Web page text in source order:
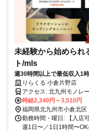
未経験から始められ
ト/mls
週30時間以上で最低収入1
トレで一生モノの技術を習
県北九州市小倉北区片野】
りらくる 小倉片野店
アクセス: 北九州
時給2,340円～3,510円
福岡県北九州市小倉北区
勤務時間・曜日: 【入店
週1日〜／1日1時間〜